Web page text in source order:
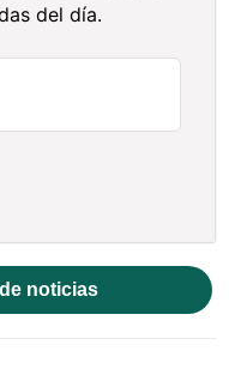
del día.
noticias